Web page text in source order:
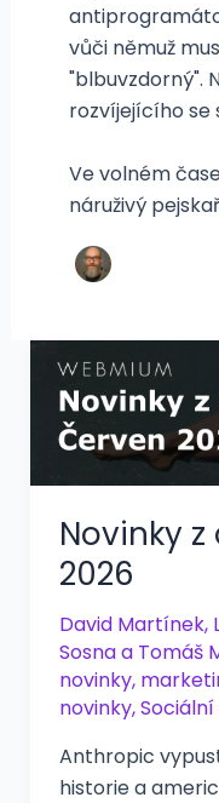
vůči němuž
"blbuvzdorný".
rozvíjejícího se
Ve volném
náruživý
Novinky
2026
David Martínek,
Sosnaa Tomáš
novinky,
novinky,
Anthropic
historie a